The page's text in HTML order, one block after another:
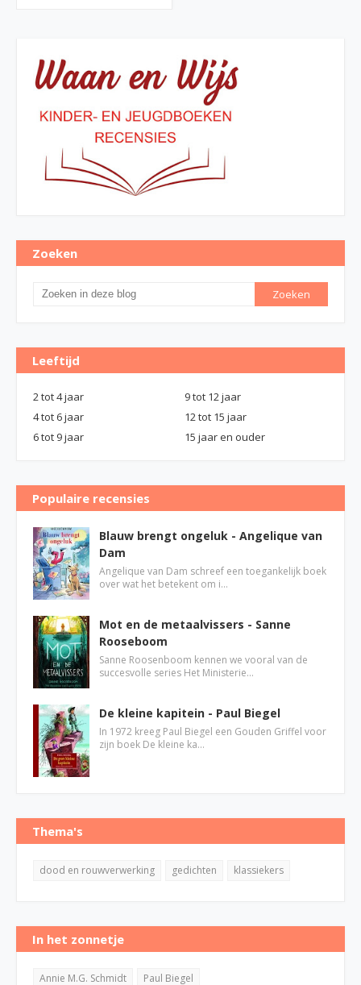
Zoeken
Leeftijd
2 tot 4 jaar
9 tot 12 jaar
4 tot 6 jaar
12 tot 15 jaar
6 tot 9 jaar
15 jaar en ouder
Populaire recensies
Blauw brengt ongeluk - Angelique van
Dam
Angelique van Dam schreef een toegankelijk boek
over wat het betekent om i…
Mot en de metaalvissers - Sanne
Rooseboom
Sanne Roosenboom kennen we vooral van de
succesvolle series Het Ministerie…
De kleine kapitein - Paul Biegel
In 1972 kreeg Paul Biegel een Gouden Griffel voor
zijn boek De kleine ka…
Thema's
dood en rouwverwerking gedichten klassiekers
In het zonnetje
Annie M.G. Schmidt Paul Biegel